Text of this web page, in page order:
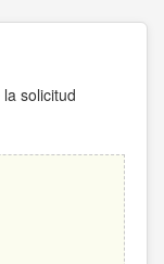
solicitud